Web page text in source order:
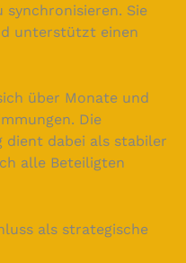
Sie
unterstützt einen
über Monate und
Die
dient dabei als stabiler
alle Beteiligten
als strategische